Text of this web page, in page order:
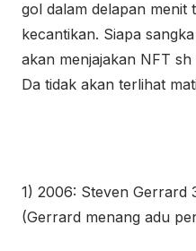
gol dalam delapan menit
kecantikan. Siapa
akan menjajakan NFT
Da tidak akan terlihat
1) 2006: Steven Gerrard
(Gerrard menang adu